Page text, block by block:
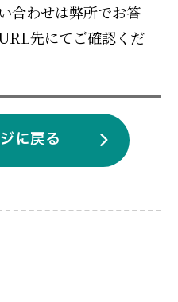
合わせは弊所でお答
先にてご確認くだ
に戻る